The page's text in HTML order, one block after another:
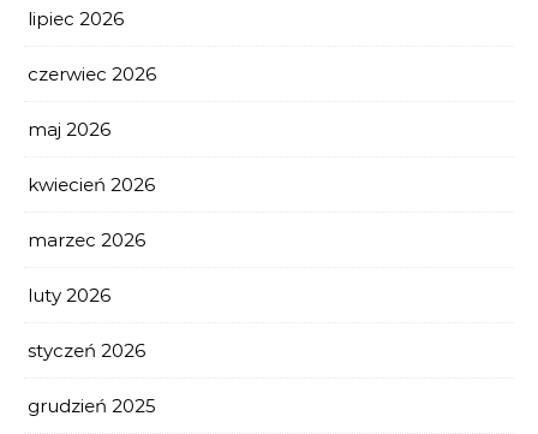
lipiec 2026
czerwiec 2026
maj 2026
kwiecień 2026
marzec 2026
luty 2026
styczeń 2026
grudzień 2025